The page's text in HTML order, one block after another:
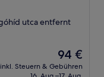
utca entfernt
Der
Preis
beträgt
94 €
inkl. Steuern & Gebühren